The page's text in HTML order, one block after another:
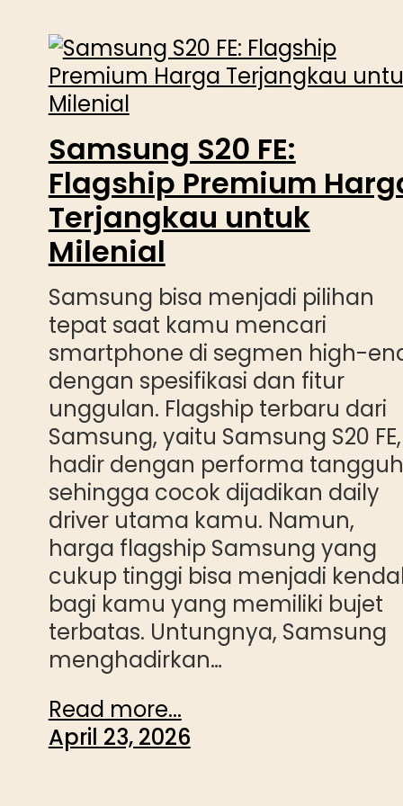
Samsung S20 FE:
Flagship Premium
Terjangkau untuk
Milenial
Samsung bisa menjadi pilihan
tepat saat kamu mencari
smartphone di segmen high-
dengan spesifikasi dan fitur
unggulan. Flagship terbaru dari
Samsung, yaitu Samsung S20 FE,
hadir dengan performa tangguh
sehingga cocok dijadikan daily
driver utama kamu. Namun,
harga flagship Samsung yang
cukup tinggi bisa menjadi
bagi kamu yang memiliki bujet
terbatas. Untungnya, Samsung
menghadirkan…
Read more...
April 23, 2026